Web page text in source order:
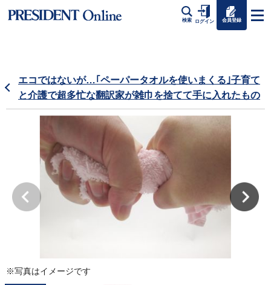
検索 ログイン 会員登録
エコではないが…｢ペーパータオルを使いまくる｣子育て
と介護で超多忙な翻訳家が雑巾を捨てて手に入れたもの
※写真はイメージです